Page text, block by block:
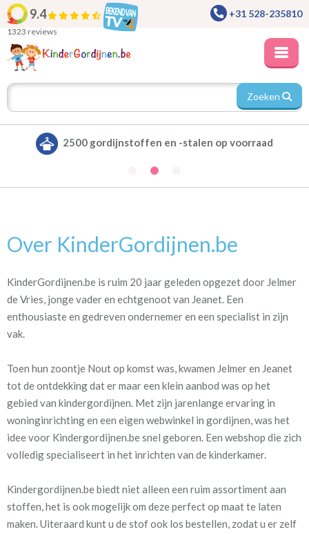
9.4
1323 reviews
+31 528-235810
Zoeken
2500 gordijnstoffen en -stalen op voorraad
Over KinderGordijnen.be
KinderGordijnen.be is ruim 20 jaar geleden opgezet door Jelmer
de Vries, jonge vader en echtgenoot van Jeanet. Een
enthousiaste en gedreven ondernemer en een specialist in zijn
vak.
Toen hun zoontje Nout op komst was, kwamen Jelmer en Jeanet
tot de ontdekking dat er maar een klein aanbod was op het
gebied van kindergordijnen. Met zijn jarenlange ervaring in
woninginrichting en een eigen webwinkel in gordijnen, was het
idee voor Kindergordijnen.be snel geboren. Een webshop die zich
volledig specialiseert in het inrichten van de kinderkamer.
Kindergordijnen.be biedt niet alleen een ruim assortiment aan
stoffen, het is ook mogelijk om deze perfect op maat te laten
maken. Uiteraard kunt u de stof ook los bestellen, zodat u er zelf